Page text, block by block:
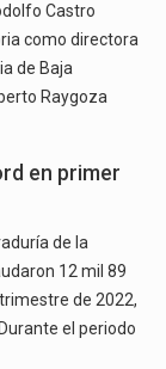
Castro
como directora
de Baja
Raygoza
en primer
de la
12 mil 89
de 2022,
el periodo